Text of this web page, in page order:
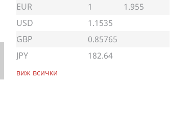
EUR 1
1.955
USD
1.1535
GBP
0.85765
JPY
182.64
виж всички